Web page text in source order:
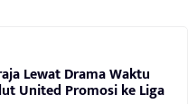
Lewat Drama Waktu
United Promosi ke Liga